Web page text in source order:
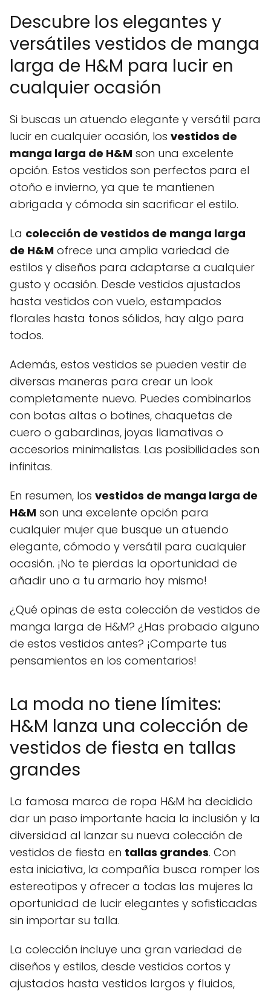
Descubre los elegantes y
versátiles vestidos de manga
larga de H&M para lucir en
cualquier ocasión
Si buscas un atuendo elegante y versátil para
lucir en cualquier ocasión, los vestidos de
manga larga de H&M son una excelente
opción. Estos vestidos son perfectos para el
otoño e invierno, ya que te mantienen
abrigada y cómoda sin sacrificar el estilo.
La colección de vestidos de manga larga
de H&M ofrece una amplia variedad de
estilos y diseños para adaptarse a cualquier
gusto y ocasión. Desde vestidos ajustados
hasta vestidos con vuelo, estampados
florales hasta tonos sólidos, hay algo para
todos.
Además, estos vestidos se pueden vestir de
diversas maneras para crear un look
completamente nuevo. Puedes combinarlos
con botas altas o botines, chaquetas de
cuero o gabardinas, joyas llamativas o
accesorios minimalistas. Las posibilidades son
infinitas.
En resumen, los vestidos de manga larga de
H&M son una excelente opción para
cualquier mujer que busque un atuendo
elegante, cómodo y versátil para cualquier
ocasión. ¡No te pierdas la oportunidad de
añadir uno a tu armario hoy mismo!
¿Qué opinas de esta colección de vestidos de
manga larga de H&M? ¿Has probado alguno
de estos vestidos antes? ¡Comparte tus
pensamientos en los comentarios!
La moda no tiene límites:
H&M lanza una colección de
vestidos de fiesta en tallas
grandes
La famosa marca de ropa H&M ha decidido
dar un paso importante hacia la inclusión y la
diversidad al lanzar su nueva colección de
vestidos de fiesta en tallas grandes. Con
esta iniciativa, la compañía busca romper los
estereotipos y ofrecer a todas las mujeres la
oportunidad de lucir elegantes y sofisticadas
sin importar su talla.
La colección incluye una gran variedad de
diseños y estilos, desde vestidos cortos y
ajustados hasta vestidos largos y fluidos,